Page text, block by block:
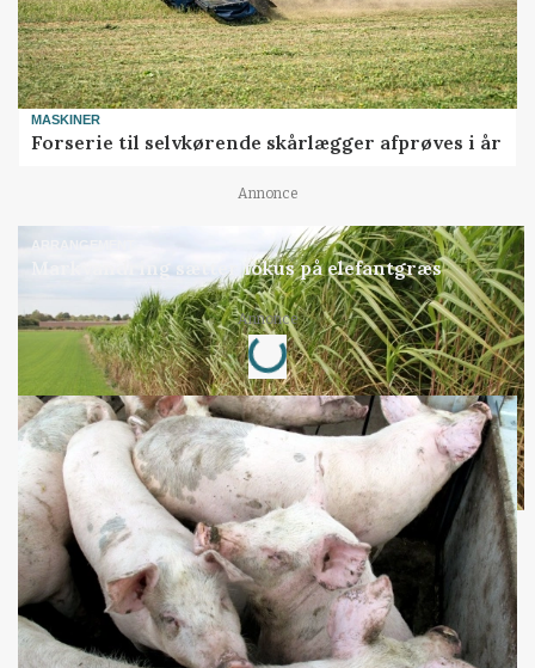
MASKINER
Forserie til selvkørende skårlægger afprøves i år
Annonce
ARRANGEMENT
Markvandring sætter fokus på elefantgræs
Annonce
Loading...